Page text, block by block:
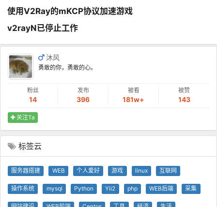
使用V2Ray的mKCP协议加速游戏
v2rayN已停止工作
沐风
勇敢的你，勇敢的心。
粉丝
14
发布
396
被看
181w+
被赞
143
关注Ta
标签云
服务器搭建 WEB 个人爱好 游戏 linux 互联网
操作系统 mysql Python Yii2 php WEB后端 采集